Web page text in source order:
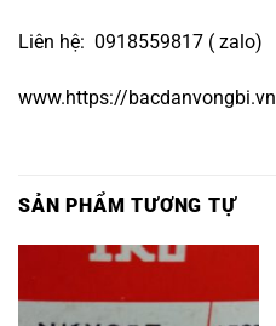
Liên hệ: 0918559817 ( zalo)
www.https://bacdanvongbi.vn
SẢN PHẨM TƯƠNG TỰ